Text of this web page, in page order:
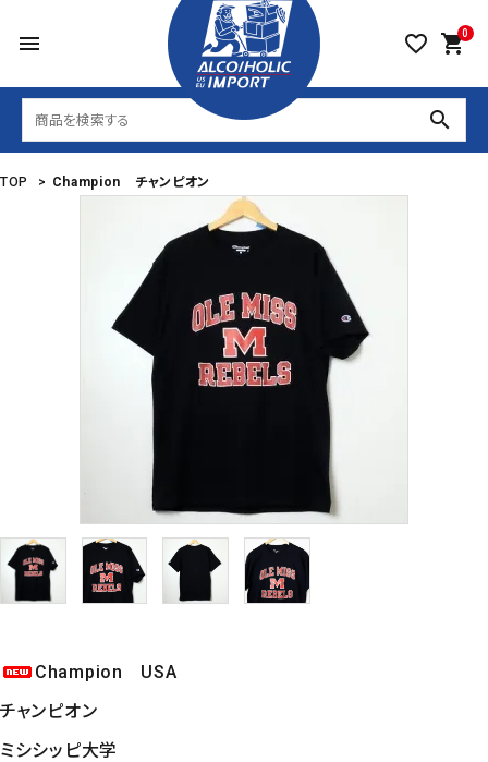
menu favorite_border 0
shopping_cart
search
TOP > Champion チャンピオン
Champion USA
チャンピオン
ミシシッピ大学